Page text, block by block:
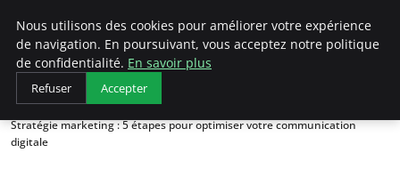
LECFCM
Accueil
Marketing pour entrepreneurs
Stratégie marketing : 5 étapes pour optimiser votre communication
digitale
Nous utilisons des cookies pour améliorer votre expérience
de navigation. En poursuivant, vous acceptez notre politique
de confidentialité. En savoir plus
Refuser Accepter